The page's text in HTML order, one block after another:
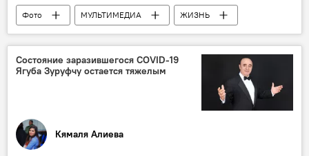
Фото МУЛЬТИМЕДИА
ЖИЗНЬ
Здоровье
Новости Азербайджан
Состояние заразившегося COVID-19
Ягуба Зуруфчу остается тяжелым
Кямаля Алиева